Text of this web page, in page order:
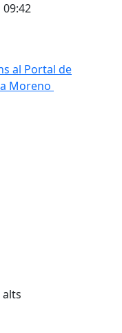
al Portal de
Moreno